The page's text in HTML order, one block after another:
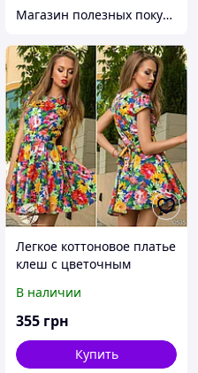
Магазин полезных покупок "Goodbuy"
Легкое коттоновое платье
клеш с цветочным
В наличии
355 грн
Купить